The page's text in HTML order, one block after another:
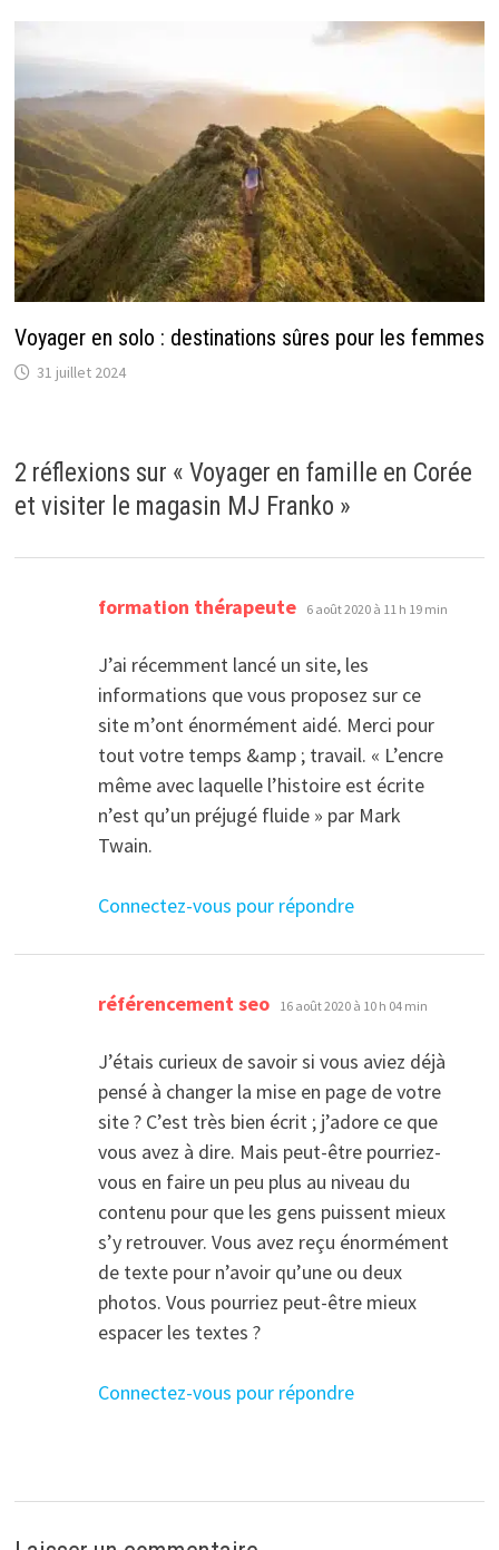
Voyager en solo : destinations sûres pour les femmes
31 juillet 2024
2 réflexions sur « Voyager en famille en Corée
et visiter le magasin MJ Franko »
formation thérapeute dit :
6 août 2020 à 11 h 19 min
J’ai récemment lancé un site, les
informations que vous proposez sur ce
site m’ont énormément aidé. Merci pour
tout votre temps &amp ; travail. « L’encre
même avec laquelle l’histoire est écrite
n’est qu’un préjugé fluide » par Mark
Twain.
Connectez-vous pour répondre
référencement seo dit :
16 août 2020 à 10 h 04 min
J’étais curieux de savoir si vous aviez déjà
pensé à changer la mise en page de votre
site ? C’est très bien écrit ; j’adore ce que
vous avez à dire. Mais peut-être pourriez-
vous en faire un peu plus au niveau du
contenu pour que les gens puissent mieux
s’y retrouver. Vous avez reçu énormément
de texte pour n’avoir qu’une ou deux
photos. Vous pourriez peut-être mieux
espacer les textes ?
Connectez-vous pour répondre